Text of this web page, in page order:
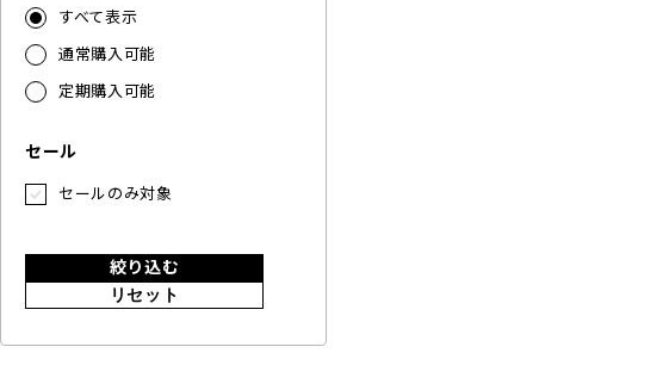
すべて表示
通常購入可能
定期購入可能
セール
セールのみ対象
絞り込む
リセット